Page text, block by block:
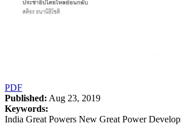
PDF
Published: Aug 23, 2019
Keywords:
India Great Powers New Great Power